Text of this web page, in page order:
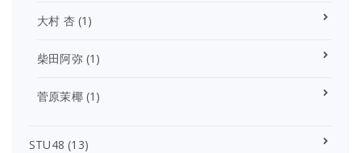
大村 杏(1)
柴田阿弥(1)
菅原茉椰(1)
STU48 (13)